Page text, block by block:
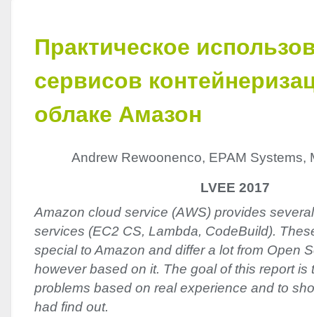
Практическое
сервисов
облаке Амазон
Andrew Rewoonenco, EPAM Systems,
LVEE 2017
Amazon cloud service (AWS) provides
services (EC2 CS, Lambda, CodeBuild).
special to Amazon and differ a lot from Open
however based on it. The goal of this report is
problems based on real experience and to
had find out.